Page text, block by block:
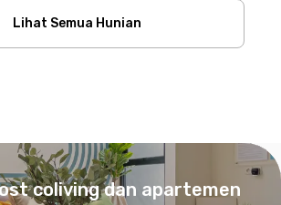
Lihat Semua Hunian
coliving dan apartemen